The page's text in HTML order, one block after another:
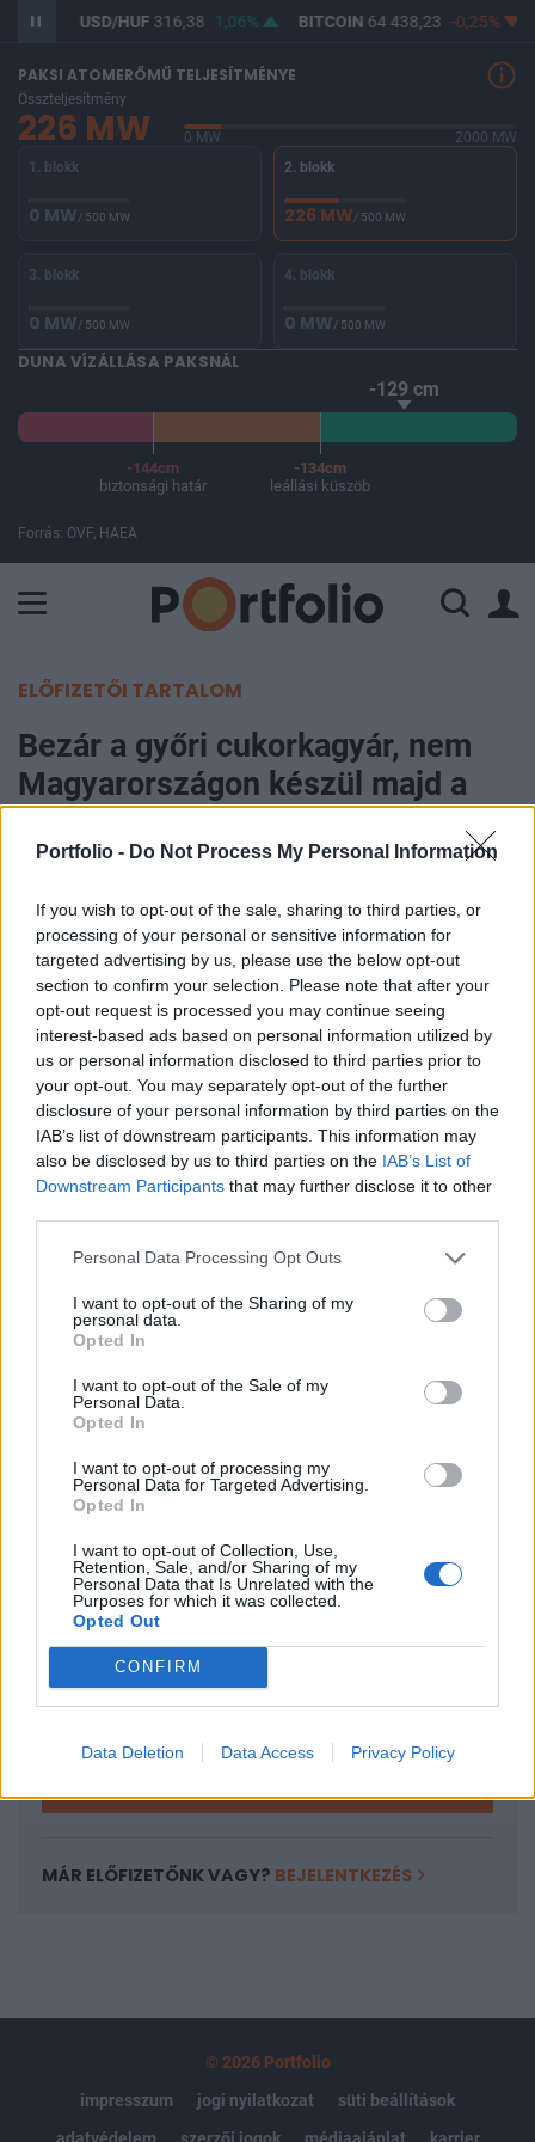
Portfolio - Do Not Process My Personal Information
If you wish to opt-out of the sale, sharing to third parties, or
processing of your personal or sensitive information for
targeted advertising by us, please use the below opt-out
section to confirm your selection. Please note that after your
opt-out request is processed you may continue seeing
interest-based ads based on personal information utilized by
us or personal information disclosed to third parties prior to
your opt-out. You may separately opt-out of the further
disclosure of your personal information by third parties on the
IAB’s list of downstream participants. This information may
also be disclosed by us to third parties on the IAB’s List of
Downstream Participants that may further disclose it to other
Personal Data Processing Opt Outs
I want to opt-out of the Sharing of my
personal data.
Opted In
I want to opt-out of the Sale of my
Personal Data.
Opted In
I want to opt-out of processing my
Personal Data for Targeted Advertising.
Opted In
I want to opt-out of Collection, Use,
Retention, Sale, and/or Sharing of my
Personal Data that Is Unrelated with the
Purposes for which it was collected.
Opted Out
CONFIRM
Data Deletion Data Access Privacy Policy
0,8% USD/HUF316,38 1,06% BITCOIN64 438,23 -0,25%
PAKSI ATOMERŐMŰ TELJESÍTMÉNYE
Összteljesítmény
226 MW 0 MW
2000 MW
1. blokk
0 MW/ 500 MW
2. blokk
226 MW/ 500 MW
3. blokk
0 MW/ 500 MW
4. blokk
0 MW/ 500 MW
DUNA VÍZÁLLÁSA PAKSNÁL
-129 cm
-144cm
biztonsági határ
-134cm
leállási küszöb
Forrás: OVF, HAEA
ELŐFIZETŐI TARTALOM
Bezár a győri cukorkagyár, nem
Magyarországon készül majd a
2018. szeptember 20. 17:02
A snackgyártó Mondelez International vállalat
áthelyezi a Negro cukorkák gyártását a
törökországi Gebzében található üzemébe jövő év
június végéig, ezzel megszűnik a Győri Keksz Kft.
által üzemeltetett cukorkagyár működése
Győrben - tájékoztatta a Mondelez Hungária Kft.,
valamint a Győri Keksz Kft. kommunikációs
tanácsadója csütörtökön az MTI-t.
embert csütörtökön értesítette a gyár vezetősége a
döntésről. Október végéig pedig befejeződik a Halls
cukorkák gyártásának áttelepítése a cég új cukorka- és
rágógumigyártó üzemébe, a lengyelországi Skarmibierzbe,
amelyet 2016 év elején jelentettek be. A kommunikációs
tanácsadó emlékeztetett, hogy 2016...
KEDVES OLVASÓNK!
tartozik, melynek olvasása előfizetéses
regisztrációhoz kötött.
Portfolio.hu teljes cikkarchívum
MÁR ELŐFIZETŐNK VAGY? BEJELENTKEZÉS
© 2026 Portfolio
impresszum
jogi nyilatkozat
süti beállítások
adatvédelem
szerzői jogok médiaajánlat karrier